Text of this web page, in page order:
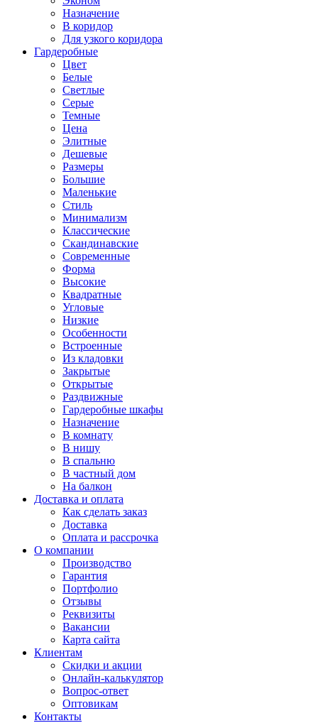
Назначение
В коридор
Для узкого коридора
Гардеробные
Цвет
Белые
Светлые
Серые
Темные
Цена
Элитные
Дешевые
Размеры
Большие
Маленькие
Стиль
Минимализм
Классические
Скандинавские
Современные
Форма
Высокие
Квадратные
Угловые
Низкие
Особенности
Встроенные
Из кладовки
Закрытые
Открытые
Раздвижные
Гардеробные шкафы
Назначение
В комнату
В нишу
В спальню
В частный дом
На балкон
Доставка и оплата
Как сделать заказ
Доставка
Оплата и рассрочка
О компании
Производство
Гарантия
Портфолио
Отзывы
Реквизиты
Вакансии
Карта сайта
Клиентам
Скидки и акции
Онлайн-калькулятор
Вопрос-ответ
Оптовикам
Контакты